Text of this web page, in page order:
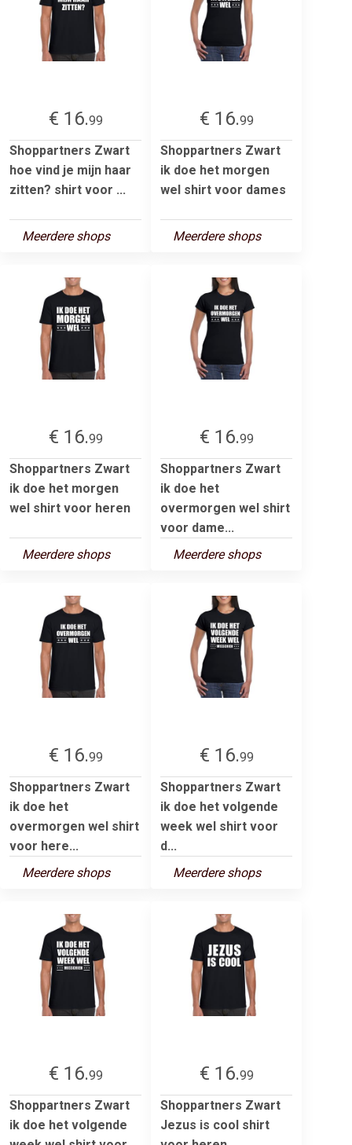
€ 16.99
Shoppartners Zwart
hoe vind je mijn haar
zitten? shirt voor ...
Meerdere shops
€ 16.99
Shoppartners Zwart
ik doe het morgen
wel shirt voor dames
Meerdere shops
€ 16.99
Shoppartners Zwart
ik doe het morgen
wel shirt voor heren
Meerdere shops
€ 16.99
Shoppartners Zwart
ik doe het
overmorgen wel shirt
voor dame...
Meerdere shops
€ 16.99
Shoppartners Zwart
ik doe het
overmorgen wel shirt
voor here...
Meerdere shops
€ 16.99
Shoppartners Zwart
ik doe het volgende
week wel shirt voor
d...
Meerdere shops
€ 16.99
Shoppartners Zwart
ik doe het volgende
€ 16.99
Shoppartners Zwart
Jezus is cool shirt